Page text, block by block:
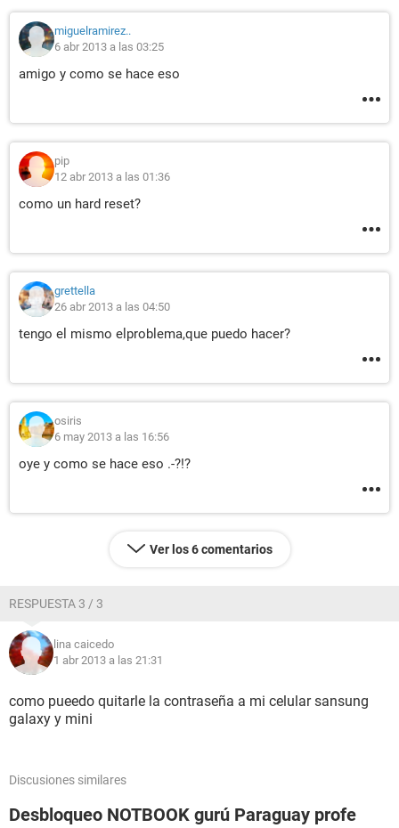
miguelramirez..
6 abr 2013 a las 03:25
amigo y como se hace eso
pip
12 abr 2013 a las 01:36
como un hard reset?
grettella
26 abr 2013 a las 04:50
tengo el mismo elproblema,que puedo hacer?
osiris
6 may 2013 a las 16:56
oye y como se hace eso .-?!?
Ver los 6 comentarios
RESPUESTA 3 / 3
lina caicedo
1 abr 2013 a las 21:31
como pueedo quitarle la contraseña a mi celular sansung
galaxy y mini
Discusiones similares
Desbloqueo NOTBOOK gurú Paraguay profe